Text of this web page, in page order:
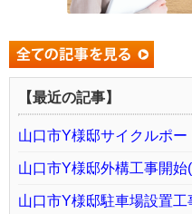
【最近の記事】
山口市Y様邸サイクルポ
山口市Y様邸外構工事開
山口市Y様邸駐車場設置工